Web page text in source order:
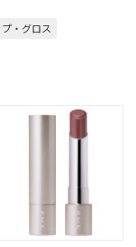
・グロス